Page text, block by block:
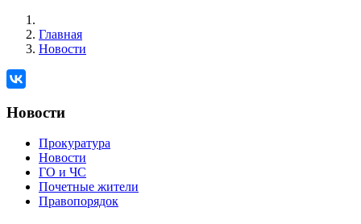
Главная
Новости
Новости
Прокуратура
Новости
ГО и ЧС
Почетные жители
Правопорядок